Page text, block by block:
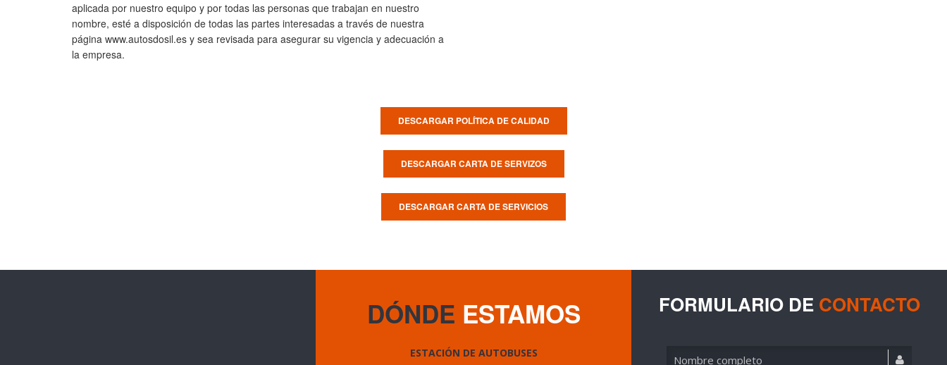
aplicada por nuestro equipo y por todas las personas que trabajan en nuestro
nombre, esté a disposición de todas las partes interesadas a través de nuestra
página www.autosdosil.es y sea revisada para asegurar su vigencia y adecuación a
la empresa.
DESCARGAR POLÍTICA DE CALIDAD
DESCARGAR CARTA DE SERVIZOS
DESCARGAR CARTA DE SERVICIOS
DÓNDE ESTAMOS
ESTACIÓN DE AUTOBUSES
FORMULARIO DE CONTACTO